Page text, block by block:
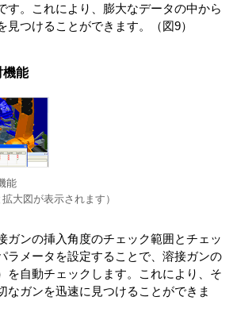
す。これにより、膨大なデータの中から
見つけることができます。（図9）
能
能
大図が表示されます）
ガンの挿入角度のチェック範囲とチェッ
ラメータを設定することで、溶接ガンの
を自動チェックします。これにより、そ
なガンを迅速に見つけることができま